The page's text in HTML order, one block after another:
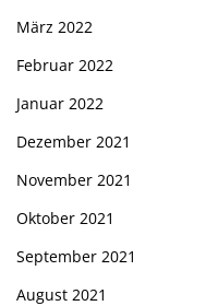
März 2022
Februar 2022
Januar 2022
Dezember 2021
November 2021
Oktober 2021
September 2021
August 2021